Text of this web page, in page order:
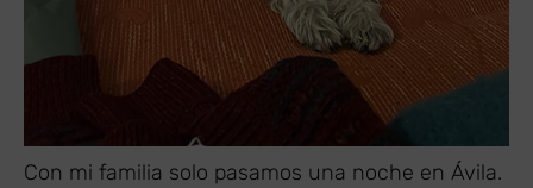
Con mi familia solo pasamos una noche en Ávila.